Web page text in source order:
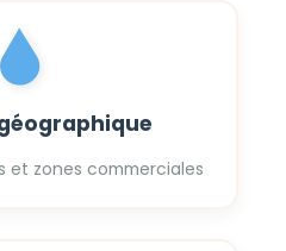
et zones commerciales